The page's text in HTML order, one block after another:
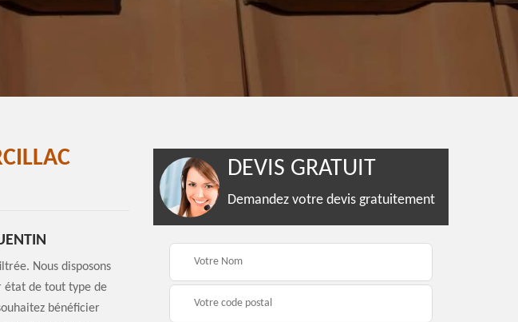
Nous disposons
état de tout type de
bénéficier
DEVIS GRATUIT
Demandez votre devis gratuitement